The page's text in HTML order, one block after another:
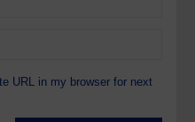
URL in my browser for next